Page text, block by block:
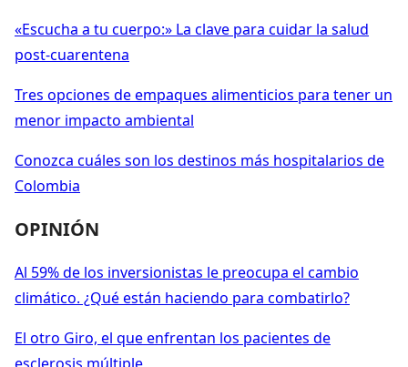
«Escucha a tu cuerpo:» La clave para cuidar la salud
post-cuarentena
Tres opciones de empaques alimenticios para tener un
menor impacto ambiental
Conozca cuáles son los destinos más hospitalarios de
Colombia
OPINIÓN
Al 59% de los inversionistas le preocupa el cambio
climático. ¿Qué están haciendo para combatirlo?
El otro Giro, el que enfrentan los pacientes de